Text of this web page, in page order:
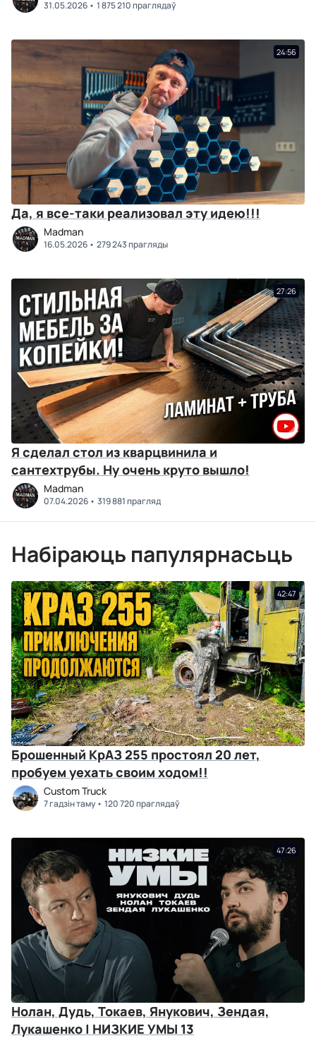
31.05.2026 1 875 210 праглядаў
24:56
Да, я все-таки реализовал эту идею!!!
Madman
16.05.2026 279 243 прагляды
27:26
Я сделал стол из кварцвинила и
сантехтрубы. Ну очень круто вышло!
Madman
07.04.2026 319 881 прагляд
Набіраюць папулярнасьць
42:47
Брошенный КрАЗ 255 простоял 20 лет,
пробуем уехать своим ходом!!
Custom Truck
7 гадзін таму 120 720 праглядаў
47:26
Нолан, Дудь, Токаев, Янукович, Зендая,
Лукашенко | НИЗКИЕ УМЫ 13